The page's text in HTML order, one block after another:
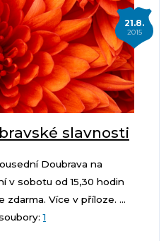
21.8.
2015
slavnosti
Doubrava na
v sobotu od 15,30 hodin
zdarma. Více v příloze. ...
1